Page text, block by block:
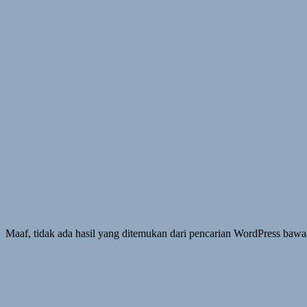
Maaf, tidak ada hasil yang ditemukan dari pencarian WordPress